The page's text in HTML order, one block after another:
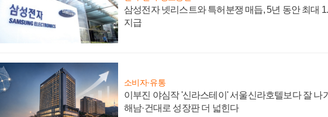
삼성전자 넷리스트와 특허분쟁 매듭, 5년 동안 최대
지급
소비자·유통
이부진 야심작 '신라스테이' 서울신라호텔보다 잘 나
해남·건대로 성장판 더 넓힌다